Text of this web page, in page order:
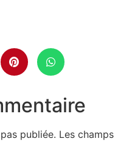
publiée. Les champs